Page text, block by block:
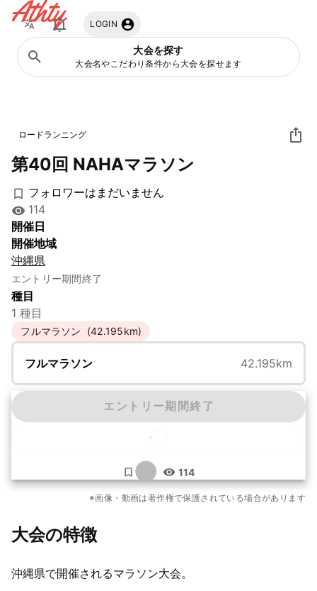
Athty LOGIN
大会を探す
大会名やこだわり条件から大会を探せます
ロードランニング
第40回 NAHAマラソン
フォロワーはまだいません
114
開催日
開催地域
沖縄県
エントリー期間終了
種目
1 種目
フルマラソン (42.195km)
フルマラソン 42.195km
エントリー期間終了
114
もっと見る
36枚
※画像・動画は著作権で保護されている場合があります
大会の特徴
沖縄県で開催されるマラソン大会。